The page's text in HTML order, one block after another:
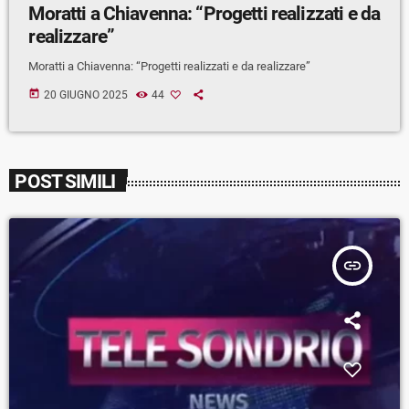
Moratti a Chiavenna: “Progetti realizzati e da
realizzare”
Moratti a Chiavenna: “Progetti realizzati e da realizzare”
today 20 GIUGNO 2025 44
POST SIMILI
insert_link